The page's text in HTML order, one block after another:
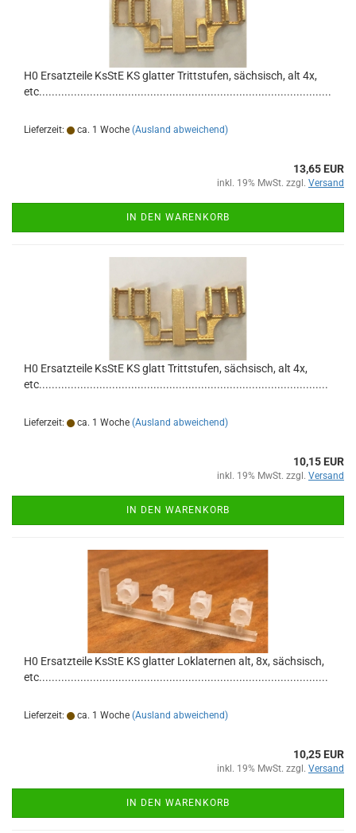
H0 Ersatzteile KsStE KS glatter Trittstufen, sächsisch, alt 4x,
etc............................................................................................
Lieferzeit: ca. 1 Woche (Ausland abweichend)
13,65 EUR
inkl. 19% MwSt. zzgl. Versand
IN DEN WARENKORB
H0 Ersatzteile KsStE KS glatt Trittstufen, sächsisch, alt 4x,
etc...........................................................................................
Lieferzeit: ca. 1 Woche (Ausland abweichend)
10,15 EUR
inkl. 19% MwSt. zzgl. Versand
IN DEN WARENKORB
H0 Ersatzteile KsStE KS glatter Loklaternen alt, 8x, sächsisch,
etc...........................................................................................
Lieferzeit: ca. 1 Woche (Ausland abweichend)
10,25 EUR
inkl. 19% MwSt. zzgl. Versand
IN DEN WARENKORB